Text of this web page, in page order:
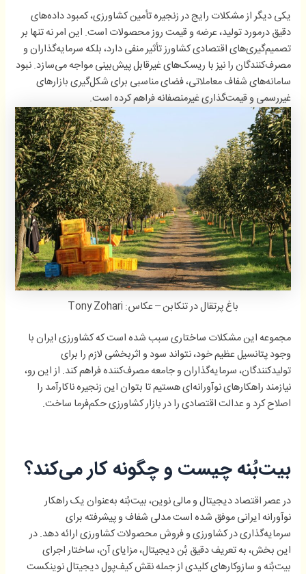
یکی دیگر از مشکلات رایج در زنجیره تأمین کشاورزی، کمبود داده‌های
دقیق درمورد تولید، عرضه و قیمت روز محصولات است. این امر نه­ تنها بر
تصمیم‌گیری‌های اقتصادی کشاورز تأثیر منفی دارد، بلکه سرمایه‌گذاران و
مصرف‌کنندگان را نیز با ریسک‌های غیرقابل پیش‌بینی مواجه می‌سازد. نبود
سامانه‌های شفاف معاملاتی، فضای مناسبی برای شکل‌گیری بازارهای
غیررسمی و قیمت‌گذاری غیرمنصفانه فراهم کرده است.
باغ پرتقال در تنکابن – عکاس: Tony Zohari
مجموعه این مشکلات ساختاری سبب شده است که کشاورزی ایران با
وجود پتانسیل عظیم خود، نتواند سود و اثربخشی لازم را برای
تولیدکنندگان، سرمایه‌گذاران و جامعه مصرف‌کننده فراهم کند. از این رو،
نیازمند راهکارهای نوآورانه‌ای هستیم تا بتوان این زنجیره ناکارآمد را
اصلاح کرد و عدالت اقتصادی را در بازار کشاورزی حکم‌فرما ساخت.
بیت‌بُنه چیست و چگونه کار می‌کند؟
در عصر اقتصاد دیجیتال و مالی نوین، بیت‌بُنه به‌عنوان یک راهکار
نوآورانه ایرانی موفق شده است مدلی شفاف و پیشرفته برای
سرمایه‌گذاری در کشاورزی و فروش محصولات کشاورزی ارائه دهد. در
این بخش، به تعریف دقیق بُن دیجیتال، مزایای آن، ساختار اجرای
بیت‌بُنه و سازوکارهای کلیدی از جمله نقش کیف‌پول دیجیتال نوینکست